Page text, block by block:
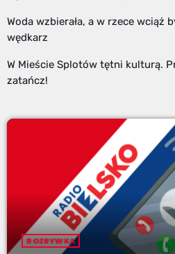
Woda wzbierała, a w rzece wciąż
wędkarz
W Mieście Splotów tętni kulturą.
zatańcz!
ROZRYWKA